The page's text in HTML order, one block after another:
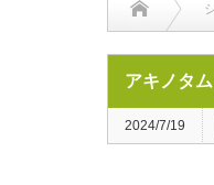
アキノタ
2024/7/19